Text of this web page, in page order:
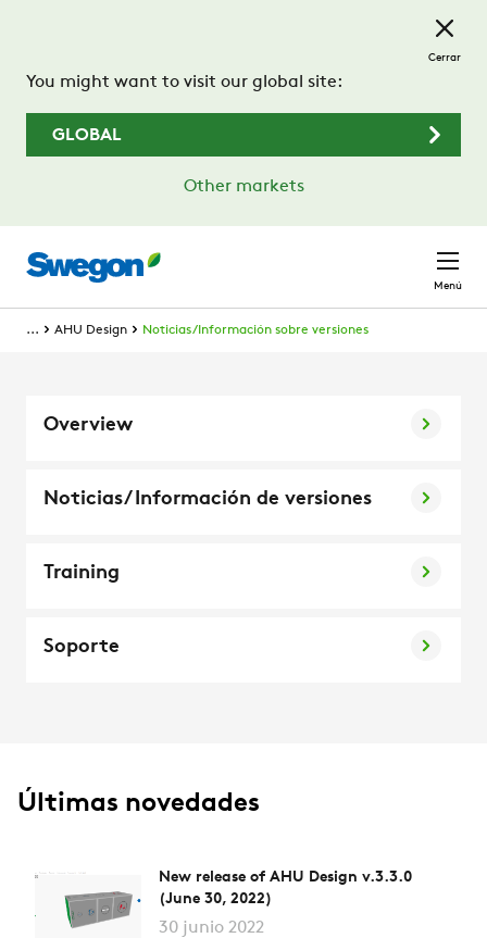
You might want to visit our global site:
GLOBAL
Other markets
Cerrar
Menú
... AHU Design Noticias/Información sobre versiones
Overview
Noticias/ Información de versiones
Training
Soporte
Últimas novedades
New release of AHU Design v.3.3.0
(June 30, 2022)
30 junio 2022